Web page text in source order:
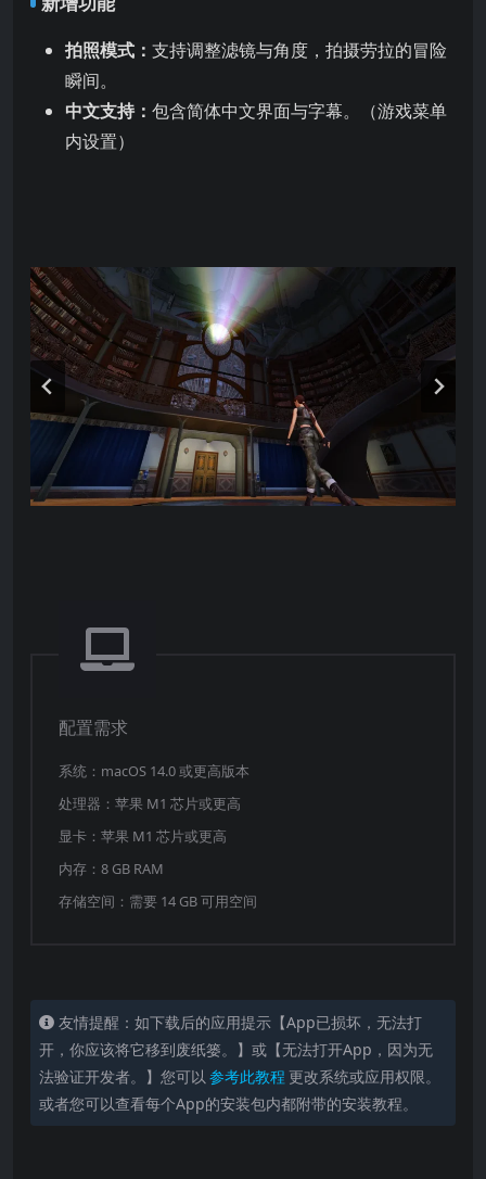
拍照模式： 支持调整滤镜与角度，拍摄劳拉的冒险
瞬间。
中文支持： 包含简体中文界面与字幕。（游戏菜单
内设置）
配置需求
系统：macOS 14.0 或更高版本
处理器：苹果 M1 芯片或更高
显卡：苹果 M1 芯片或更高
内存：8 GB RAM
存储空间：需要 14 GB 可用空间
友情提醒：如下载后的应用提示【App已损坏，无法打
开，你应该将它移到废纸篓。】或【无法打开App，因为无
法验证开发者。】您可以 参考此教程 更改系统或应用权限。
或者您可以查看每个App的安装包内都附带的安装教程。